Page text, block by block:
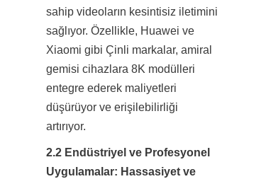
sahip videoların kesintisiz iletimini
sağlıyor. Özellikle, Huawei ve
Xiaomi gibi Çinli markalar, amiral
gemisi cihazlara 8K modülleri
entegre ederek maliyetleri
düşürüyor ve erişilebilirliği
artırıyor.
2.2 Endüstriyel ve Profesyonel
Uygulamalar: Hassasiyet ve